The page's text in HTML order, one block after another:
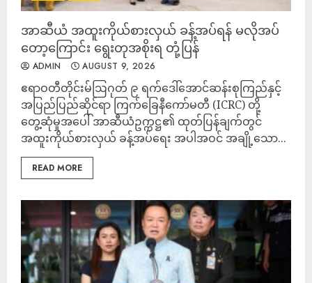
အာဆီယံ အထူးကိုယ်စားလှယ် ခန့်အပ်ရန် မလိုအပ်
တော့ကြောင်း ရွေးတုအစိုးရ တုံ့ပြန်
ADMIN AUGUST 9, 2026
ဧရာဝတီတိုင်းမ်ဩဂုတ် ၉ ရက်ဒေါ်အောင်ဆန်းစုကြည်နှင့်
အပြည်ပြည်ဆိုင်ရာ ကြက်ခြေနီကော်မတီ (ICRC) တို့
တွေ့ဆုံမှုအပေါ် အာဆီယံဥက္ကဋ္ဌ၏ ထုတ်ပြန်ချက်တွင်
အထူးကိုယ်စားလှယ် ခန့်အပ်ရေး အပါအဝင် အချို့သော...
READ MORE